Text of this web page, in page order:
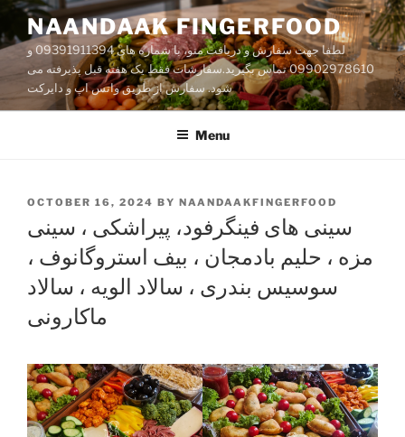
Skip
to
content
NAANDAAK FINGERFOOD
لطفا جهت سفارش و دریافت منو، با شماره های 09391911394 و
09902978610 تماس بگیرید.سفارشات فقط یک هفته قبل پذیرفته می
شود. سفارش از طریق واتس اپ و دایر‌کت
Menu
POSTED
OCTOBER 16, 2024 BY NAANDAAKFINGERFOOD
سینی های فینگرفود، پیراشکی ، سینی
مزه ، حلیم بادمجان ، بیف استروگانوف ،
سوسیس بندری ، سالاد الویه ، سالاد
ماکارونی